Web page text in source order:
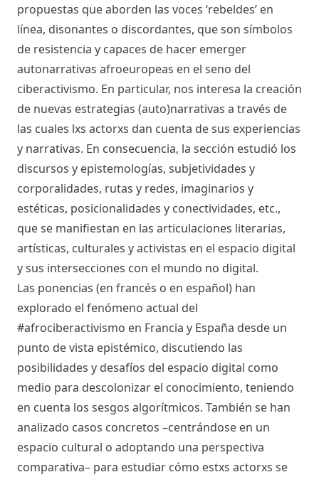
propuestas que aborden las voces ‘rebeldes’ en
línea, disonantes o discordantes, que son símbolos
de resistencia y capaces de hacer emerger
autonarrativas afroeuropeas en el seno del
ciberactivismo. En particular, nos interesa la creación
de nuevas estrategias (auto)narrativas a través de
las cuales lxs actorxs dan cuenta de sus experiencias
y narrativas. En consecuencia, la sección estudió los
discursos y epistemologías, subjetividades y
corporalidades, rutas y redes, imaginarios y
estéticas, posicionalidades y conectividades, etc.,
que se manifiestan en las articulaciones literarias,
artísticas, culturales y activistas en el espacio digital
y sus intersecciones con el mundo no digital.
Las ponencias (en francés o en español) han
explorado el fenómeno actual del
#afrociberactivismo en Francia y España desde un
punto de vista epistémico, discutiendo las
posibilidades y desafíos del espacio digital como
medio para descolonizar el conocimiento, teniendo
en cuenta los sesgos algorítmicos. También se han
analizado casos concretos –centrándose en un
espacio cultural o adoptando una perspectiva
comparativa– para estudiar cómo estxs actorxs se